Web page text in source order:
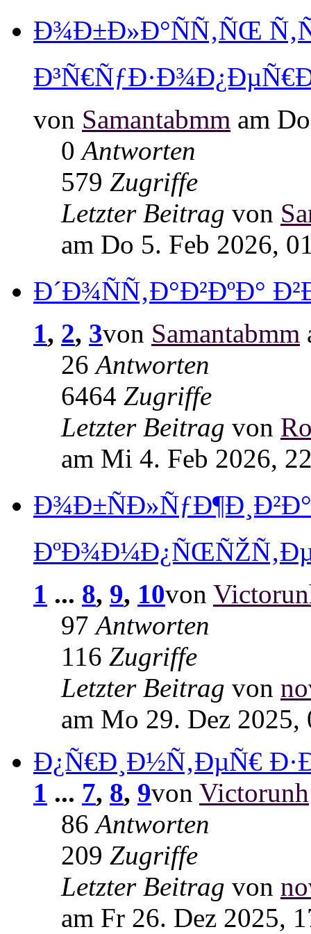
Ð¾Ð±Ð»Ð°ÑÑ‚ÑŒ
von Samantabmm am
0Antworten
579 Zugriffe
Letzter Beitrag von
am Do 5. Feb 2026,
Ð´Ð¾ÑÑ‚Ð°Ð²ÐºÐ°
1, 2, 3von Samantabmm
26Antworten
6464 Zugriffe
Letzter Beitrag von
am Mi 4. Feb 2026,
1 ... 8, 9, 10von
97Antworten
116 Zugriffe
Letzter Beitrag von
am Mo 29. Dez 2025,
Ð¿Ñ€Ð¸Ð½Ñ‚ÐµÑ€
1 ... 7, 8, 9von Victorunh
86Antworten
209 Zugriffe
Letzter Beitrag von
am Fr 26. Dez 2025,